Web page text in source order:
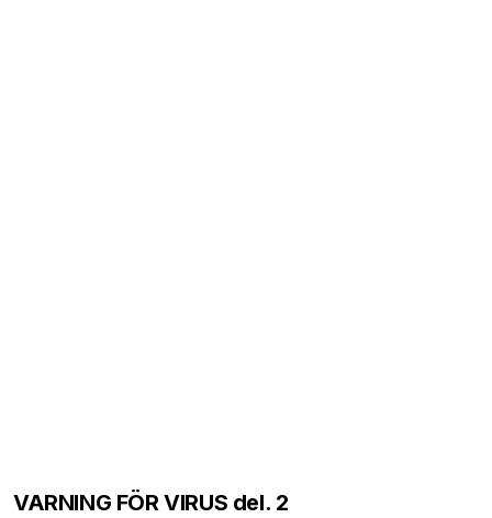
VARNING FÖR VIRUS del. 2